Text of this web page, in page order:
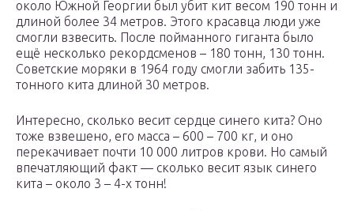
около Южной Георгии был убит кит весом 190 тонн и
длиной более 34 метров. Этого красавца люди уже
смогли взвесить. После пойманного гиганта было
ещё несколько рекордсменов – 180 тонн, 130 тонн.
Советские моряки в 1964 году смогли забить 135-
тонного кита длиной 30 метров.
Интересно, сколько весит сердце синего кита? Оно
тоже взвешено, его масса – 600 – 700 кг, и оно
перекачивает почти 10 000 литров крови. Но самый
впечатляющий факт — сколько весит язык синего
кита – около 3 – 4-х тонн!